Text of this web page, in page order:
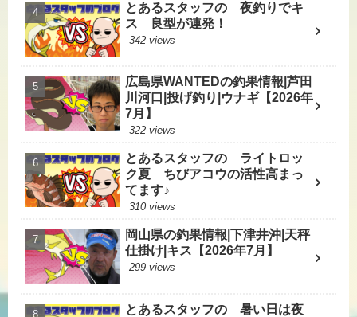
とあるスタッフの 夜釣りでキ
ス 良型が連発！
342 views
広島県WANTEDの釣果情報|芦田
川河口|投げ釣り|ウナギ【2026年
7月】
322 views
とあるスタッフの ライトロッ
ク夏 ちびアコウの活性高まっ
てます♪
310 views
岡山県の釣果情報|下津井沖|天秤
仕掛け|キス【2026年7月】
299 views
とあるスタッフの 暑い日は夜